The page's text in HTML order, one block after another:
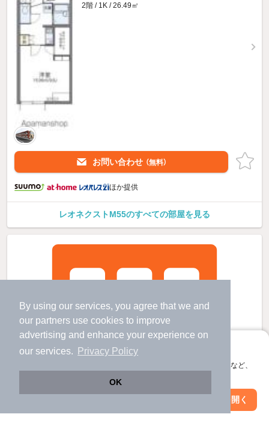
By using our services, you agree that we and
our partners use cookies to improve
advertising and enhance your experience on
our services.
Privacy Policy
OK
アプリに切り替えて、サクサクお部屋探し
会員登録なしですぐ使える。マップ検索やお気に入り保存など、
アプリを開く
2階 / 1K / 26.49㎡
お問い合わせ （無料）
ほか提供
レオネクストM55のすべての部屋を見る
絞り込み条件を変更